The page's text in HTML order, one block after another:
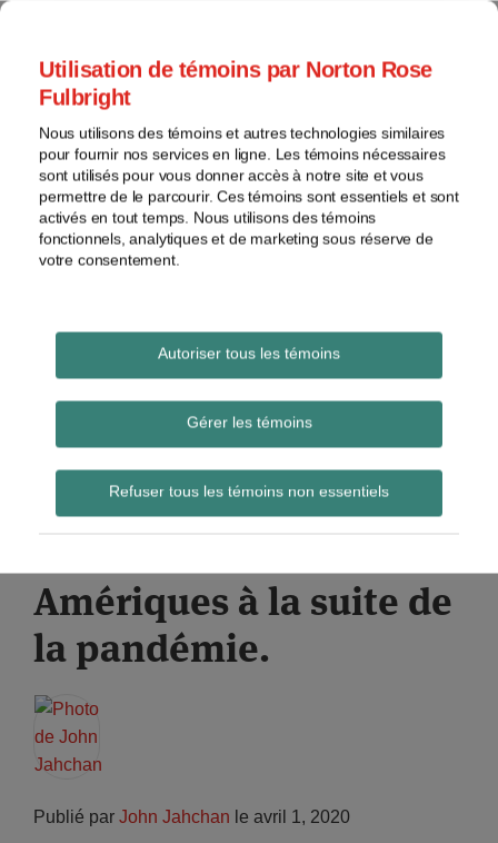
Utilisation de témoins par Norton Rose
Fulbright
Nous utilisons des témoins et autres technologies similaires
pour fournir nos services en ligne. Les témoins nécessaires
sont utilisés pour vous donner accès à notre site et vous
permettre de le parcourir. Ces témoins sont essentiels et sont
activés en tout temps. Nous utilisons des témoins
fonctionnels, analytiques et de marketing sous réserve de
votre consentement.
Autoriser tous les témoins
Gérer les témoins
Refuser tous les témoins non essentiels
Skip
content
Accueil
À
propos
Contacts
Rechercher
Brevets
Marques
de
commerce
Droit
d'auteur
Les Actifs créatifs
Un blogue sur la protection des intangibles
(brevets, dessins industriels, droits d'auteur,
marques, etc.)
COVID-19 : sommaires
de délais et mesures
adoptées par les
bureaux de brevets
Amériques à la suite de
la pandémie.
Publié par John Jahchan le avril 1, 2020
Imprimer
Email
Tweet
Share
LinkedIn
John
Jahchan